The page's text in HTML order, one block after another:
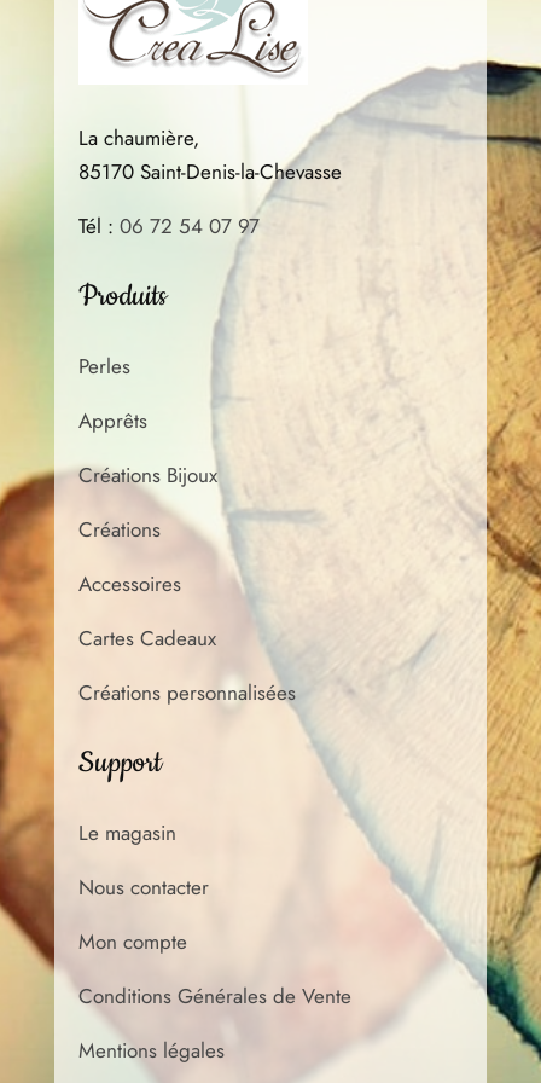
produit
La chaumière,
85170 Saint-Denis-la-Chevasse
Tél : 06 72 54 07 97
Produits
Perles
Apprêts
Créations Bijoux
Créations
Accessoires
Cartes Cadeaux
Créations personnalisées
Support
Le magasin
Nous contacter
Mon compte
Conditions Générales de Vente
Mentions légales